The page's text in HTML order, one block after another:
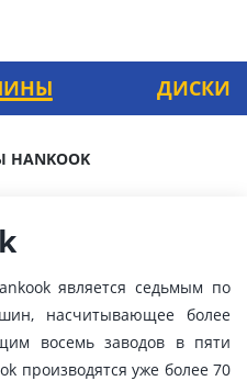
ДИСКИ
является седьмым по
насчитывающее более
восемь заводов в пяти
производятся уже более 70